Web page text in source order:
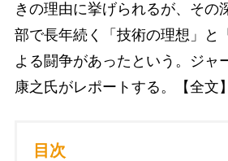
きの理由に挙げられるが、その
部で長年続く「技術の理想」と
よる闘争があったという。ジャ
康之氏がレポートする。【全文】
目次